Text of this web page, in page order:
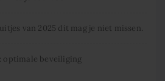
van 2025 dit mag je niet missen.
optimale beveiliging